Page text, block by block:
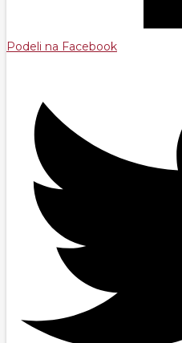
Podeli na Facebook